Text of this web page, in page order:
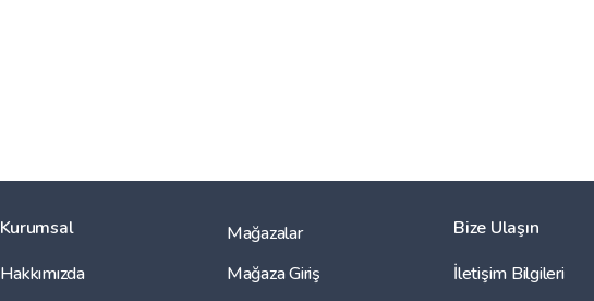
Kurumsal
Hakkımızda
Mağazalar
Mağaza Giriş
Bize Ulaşın
İletişim Bilgileri